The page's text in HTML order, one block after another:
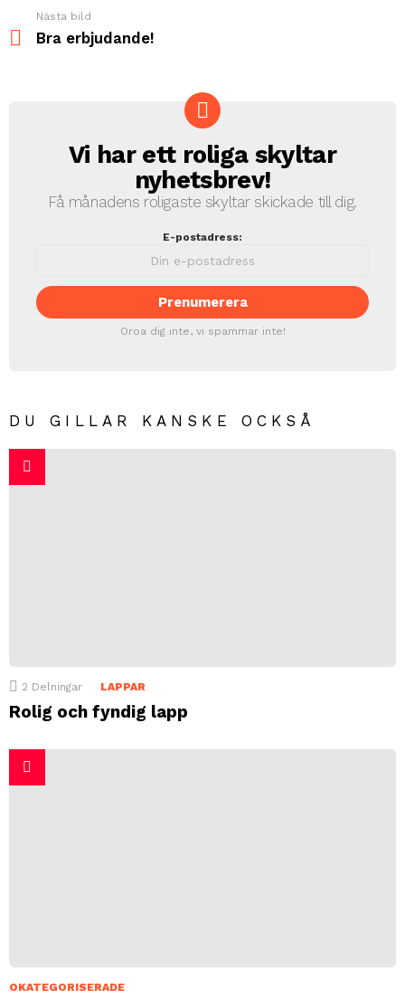
Nästa bild
Bra erbjudande!
NEWSLETTER
Vi har ett roliga skyltar
nyhetsbrev!
Få månadens roligaste skyltar skickade till dig.
E-postadress:
Oroa dig inte, vi spammar inte!
DU GILLAR KANSKE OCKSÅ
2 Delningar LAPPAR
Rolig och fyndig lapp
OKATEGORISERADE